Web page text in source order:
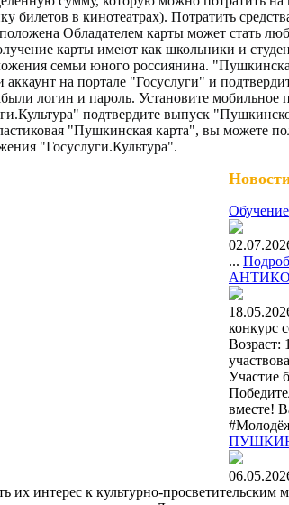
билетов в кинотеатрах). Потратить
Обладателем карты может стать
карты имеют как школьники и
семьи юного россиянина.
аккаунт на портале "Госуслуги" и
логин и пароль. Установите
подтвердите выпуск
"Пушкинская карта", вы можете
"Госуслуги.Культура".
...
конкурс
Возраст:
Участие
вместе!
их интерес к культурно-